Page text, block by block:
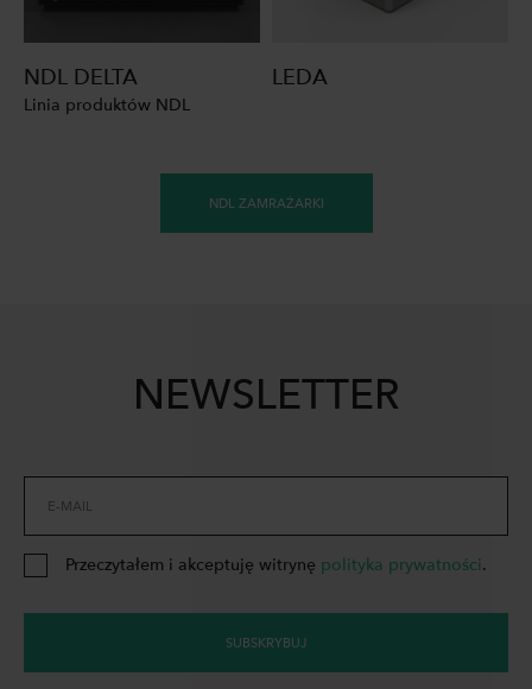
NDL DELTA
Linia produktów NDL
LEDA
NDL ZAMRAŻARKI
NEWSLETTER
E-MAIL
Przeczytałem i akceptuję witrynę polityka prywatności.
SUBSKRYBUJ